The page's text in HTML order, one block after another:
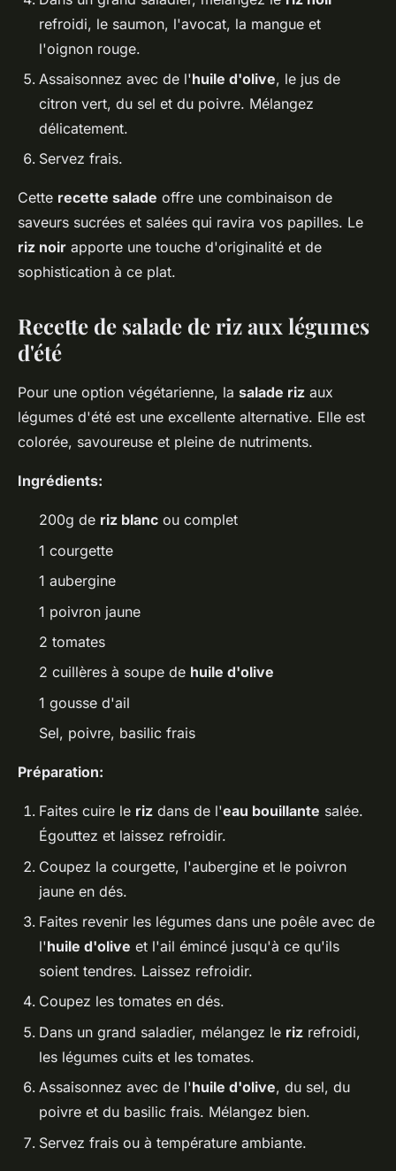
refroidi, le saumon, l'avocat, la mangue et
l'oignon rouge.
Assaisonnez avec de l'huile d'olive, le jus de
citron vert, du sel et du poivre. Mélangez
délicatement.
Servez frais.
Cette recette salade offre une combinaison de
saveurs sucrées et salées qui ravira vos papilles. Le
riz noir apporte une touche d'originalité et de
sophistication à ce plat.
Recette de salade de riz aux légumes
d'été
Pour une option végétarienne, la salade riz aux
légumes d'été est une excellente alternative. Elle est
colorée, savoureuse et pleine de nutriments.
Ingrédients:
200g de riz blanc ou complet
1 courgette
1 aubergine
1 poivron jaune
2 tomates
2 cuillères à soupe de huile d'olive
1 gousse d'ail
Sel, poivre, basilic frais
Préparation:
Faites cuire le riz dans de l'eau bouillante salée.
Égouttez et laissez refroidir.
Coupez la courgette, l'aubergine et le poivron
jaune en dés.
Faites revenir les légumes dans une poêle avec de
l'huile d'olive et l'ail émincé jusqu'à ce qu'ils
soient tendres. Laissez refroidir.
Coupez les tomates en dés.
Dans un grand saladier, mélangez le riz refroidi,
les légumes cuits et les tomates.
Assaisonnez avec de l'huile d'olive, du sel, du
poivre et du basilic frais. Mélangez bien.
Servez frais ou à température ambiante.